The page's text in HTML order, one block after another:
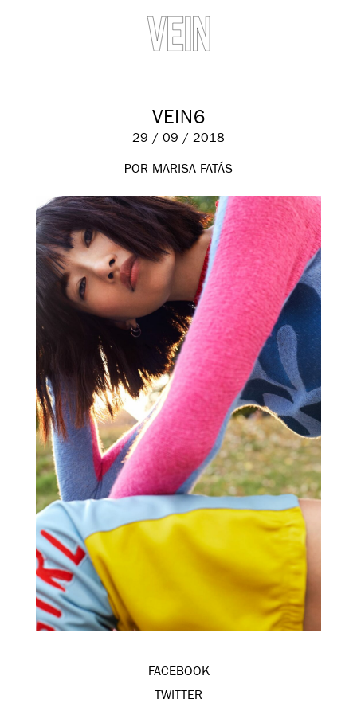
VEIN6
29 / 09 / 2018
POR MARISA FATÁS
FACEBOOK
TWITTER